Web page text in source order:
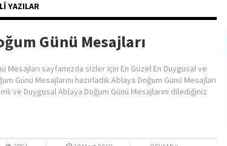
YAZILAR
Günü Mesajları
Mesajları sayfamızda sizler için En Güzel En Duygusal ve
Günü Mesajlarını hazırladık.Ablaya Doğum Günü Mesajları
ve Duygusal Ablaya Doğum Günü Mesajlarını dilediğiniz